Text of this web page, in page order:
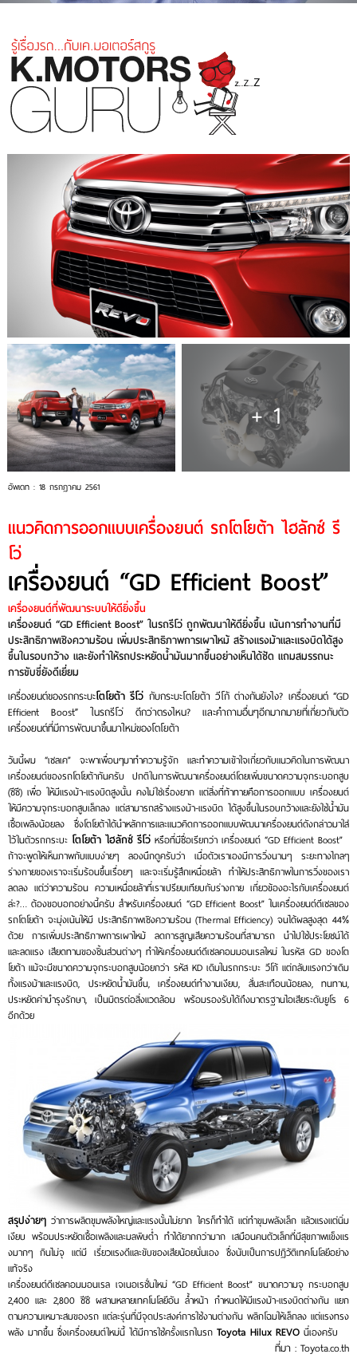
+ 1
อัพเดท : 18 กรกฎาคม 2561
แนวคิดการออกแบบเครื่องยนต์ รถโตโยต้า ไฮลักซ์ รี
โว่
เครื่องยนต์ “GD Efficient Boost”
เครื่องยนต์ที่พัฒนาระบบให้ดียิ่งขึ้น
เครื่องยนต์ “GD Efficient Boost” ในรถรีโว่ ถูกพัฒนาให้ดียิ่งขึ้น เน้นการทำงานที่มี
ประสิทธิภาพเชิงความร้อน เพิ่มประสิทธิภาพการเผาไหม้ สร้างแรงม้าและแรงบิดได้สูง
ขึ้นในรอบกว้าง และยังทำให้รถประหยัดน้ำมันมากขึ้นอย่างเห็นได้ชัด แถมสมรรถนะ
การขับขี่ยังดีเยี่ยม
เครื่องยนต์ของรถกระบะโตโยต้า รีโว่ กับกระบะโตโยต้า วีโก้ ต่างกันยังไง? เครื่องยนต์ “GD
Efficient Boost” ในรถรีโว่ ดีกว่าตรงไหน? และคำถามอื่นๆอีกมากมายที่เกี่ยวกับตัว
เครื่องยนต์ที่มีการพัฒนาขึ้นมาใหม่ของโตโยต้า
วันนี้ผม “เซลเค” จะพาเพื่อนๆมาทำความรู้จัก และทำความเข้าใจเกี่ยวกับแนวคิดในการพัฒนา
เครื่องยนต์ของรถโตโยต้ากันครับ ปกติในการพัฒนาเครื่องยนต์โดยเพิ่มขนาดความจุกระบอกสูบ
(ซีซี) เพื่อ ให้มีแรงม้า-แรงบิดสูงนั้น คงไม่ใช่เรื่องยาก แต่สิ่งที่ท้าทายคือการออกแบบ เครื่องยนต์
ให้มีความจุกระบอกสูบเล็กลง แต่สามารถสร้างแรงม้า-แรงบิด ได้สูงขึ้นในรอบกว้างและยังใช้น้ำมัน
เชื้อเพลิงน้อยลง ซึ่งโตโยต้าได้นำหลักการและแนวคิดการออกแบบพัฒนาเครื่องยนต์ดังกล่าวมาใส่
ไว้ในตัวรถกระบะ โตโยต้า ไฮลักซ์ รีโว่ หรือที่มีชื่อเรียกว่า เครื่องยนต์ “GD Efficient Boost”
ถ้าจะพูดให้เห็นภาพกับแบบง่ายๆ ลองนึกดูครับว่า เมื่อตัวเราเองมีการวิ่งนานๆ ระยะทางไกลๆ
ร่างกายของเราจะเริ่มร้อนขึ้นเรื่อยๆ และจะเริ่มรู้สึกเหนื่อยล้า ทำให้ประสิทธิภาพในการวิ่งของเรา
ลดลง แต่ว่าความร้อน ความเหนื่อยล้าที่เราเปรียบเทียบกับร่างกาย เกี่ยวข้องอะไรกับเครื่องยนต์
ล่ะ?… ต้องขอบอกอย่างนี้ครับ สำหรับเครื่องยนต์ “GD Efficient Boost” ในเครื่องยนต์ดีเซลของ
รถโตโยต้า จะมุ่งเน้นให้มี ประสิทธิภาพเชิงความร้อน (Thermal Efficiency) จนได้ผลสูงสุด 44%
ด้วย การเพิ่มประสิทธิภาพการเผาไหม้ ลดการสูญเสียความร้อนที่สามารถ นำไปใช้ประโยชน์ได้
และลดแรง เสียดทานของชิ้นส่วนต่างๆ ทำให้เครื่องยนต์ดีเซลคอมมอนเรลใหม่ ในรหัส GD ของโต
โยต้า แม้จะมีขนาดความจุกระบอกสูบน้อยกว่า รหัส KD เดิมในรถกระบะ วีโก้ แต่กลับแรงกว่าเดิม
ทั้งแรงม้าและแรงบิด, ประหยัดน้ำมันขึ้น, เครื่องยนต์ทำงานเงียบ, สั่นสะเทือนน้อยลง, ทนทาน,
ประหยัดค่าบำรุงรักษา, เป็นมิตรต่อสิ่งแวดล้อม พร้อมรองรับได้ถึงมาตรฐานไอเสียระดับยูโร 6
อีกด้วย
สรุปง่ายๆ ว่าการผลิตขุมพลังใหญ่และแรงนั้นไม่ยาก ใครก็ทำได้ แต่ทำขุมพลังเล็ก แล้วแรงแต่นิ่ม
เงียบ พร้อมประหยัดเชื้อเพลิงและมลพิษต่ำ ทำได้ยากกว่ามาก เสมือนคนตัวเล็กที่มีสุขภาพแข็งแร
งมากๆ กินไม่จุ แต่มี เรี่ยวแรงดีและขับของเสียน้อยนั่นเอง ซึ่งนับเป็นการปฏิวัติเทคโนโลยีอย่าง
แท้จริง
เครื่องยนต์ดีเซลคอมมอนเรล เจเนอเรชั่นใหม่ “GD Efficient Boost” ขนาดความจุ กระบอกสูบ
2,400 และ 2,800 ซีซี ผสานหลายเทคโนโลยีอัน ล้ำหน้า กำหนดให้มีแรงม้า-แรงบิดต่างกัน แยก
ตามความเหมาะสมของรถ แต่ละรุ่นที่มีจุดประสงค์การใช้งานต่างกัน พลิกโฉมให้เล็กลง แต่แรงทรง
พลัง มากขึ้น ซึ่งเครื่องยนต์ใหม่นี้ ได้มีการใช้ครั้งแรกในรถ Toyota Hilux REVO นี่เองครับ
ที่มา : Toyota.co.th